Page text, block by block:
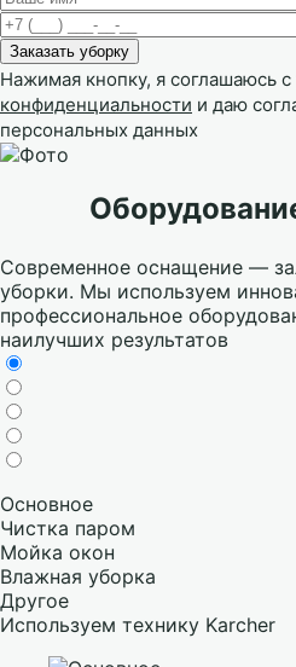
Нажимая кнопку, я соглашаюсь
конфиденциальности и даю
персональных данных
Современное оснащение —
уборки. Мы используем
профессиональное
наилучших результатов
Основное
Чистка паром
Мойка окон
Влажная уборка
Другое
Используем технику Karcher